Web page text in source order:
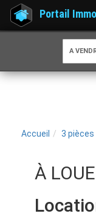
Portail
A
Accueil 3 pièces
À